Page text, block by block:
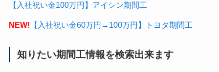
【入社祝い金100万円】アイシン期間工
NEW! 【入社祝い金60万円→100万円】トヨタ期間工
知りたい期間工情報を検索出来ます